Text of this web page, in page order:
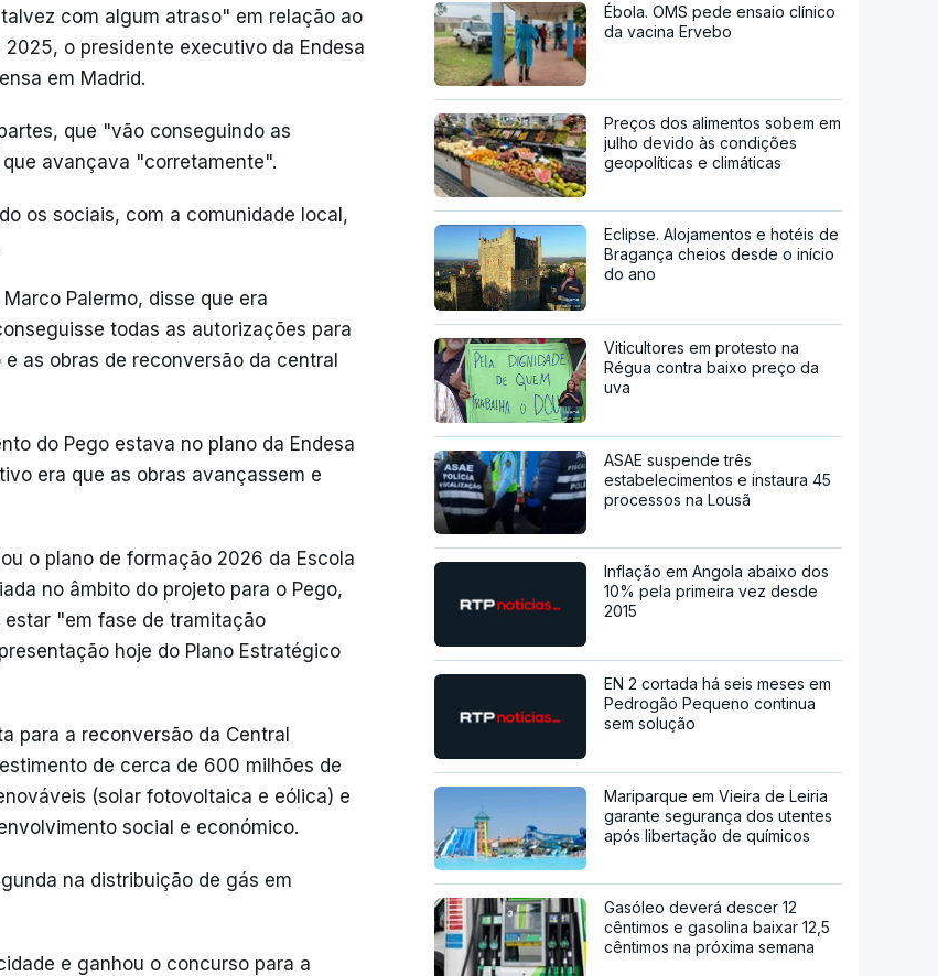
com algum atraso" em relação ao
o presidente executivo da Endesa
em Madrid.
que "vão conseguindo as
avançava "corretamente".
os sociais, com a comunidade local,
Palermo, disse que era
todas as autorizações para
as obras de reconversão da central
do Pego estava no plano da Endesa
era que as obras avançassem e
o plano de formação 2026 da Escola
no âmbito do projeto para o Pego,
"em fase de tramitação
hoje do Plano Estratégico
para a reconversão da Central
de cerca de 600 milhões de
(solar fotovoltaica e eólica) e
social e económico.
na distribuição de gás em
e ganhou o concurso para a
Ébola. OMS pede ensaio clínico
da vacina Ervebo
Preços dos alimentos sobem em
julho devido às condições
geopolíticas e climáticas
Eclipse. Alojamentos e hotéis de
Bragança cheios desde o início
do ano
Viticultores em protesto na
Régua contra baixo preço da
uva
ASAE suspende três
estabelecimentos e instaura 45
processos na Lousã
Inflação em Angola abaixo dos
10% pela primeira vez desde
2015
EN 2 cortada há seis meses em
Pedrogão Pequeno continua
sem solução
Mariparque em Vieira de Leiria
garante segurança dos utentes
após libertação de químicos
Gasóleo deverá descer 12
cêntimos e gasolina baixar 12,5
cêntimos na próxima semana